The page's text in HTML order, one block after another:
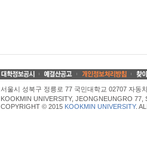
서울시 성북구 정릉로 77 국민대학교 02707 자동
KOOKMIN UNIVERSITY, JEONGNEUNGRO
COPYRIGHT © 2015 KOOKMIN UNIVERSITY.